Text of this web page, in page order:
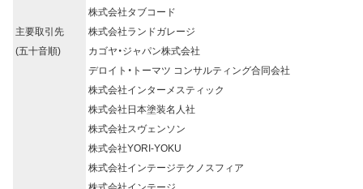
主要取引先
(五十音順)
株式会社タブコード
株式会社ランドガレージ
カゴヤ・ジャパン株式会社
デロイト・トーマツ コンサルティング合同会社
株式会社インターメスティック
株式会社日本塗装名人社
株式会社スヴェンソン
株式会社YORI-YOKU
株式会社インテージテクノスフィア